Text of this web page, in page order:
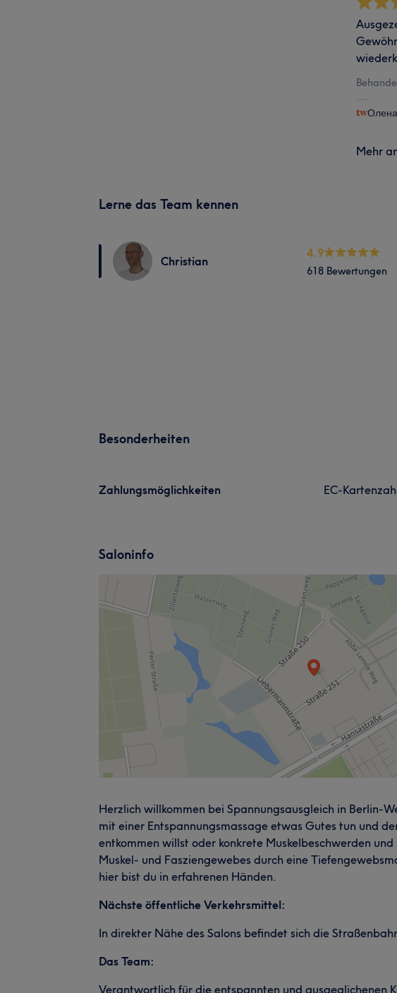
Олена
Mehr
Lerne das Team kennen
Christian
4.9
618 Bewertungen
Besonderheiten
Zahlungsmöglichkeiten EC-
Saloninfo
Herzlich willkommen bei Spannungsausgleich in Berlin-
mit einer Entspannungsmassage etwas Gutes tun und
entkommen willst oder konkrete Muskelbeschwerden
Muskel- und Fasziengewebes durch eine
hier bist du in erfahrenen Händen.
Nächste öffentliche Verkehrsmittel:
In direkter Nähe des Salons befindet sich die
Das Team:
Verantwortlich für die entspannten und ausgeglichenen